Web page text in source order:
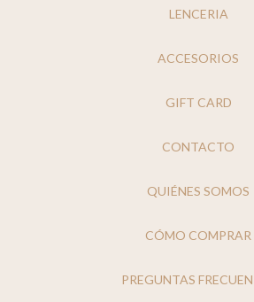
LENCERIA
ACCESORIOS
GIFT CARD
CONTACTO
QUIÉNES SOMOS
CÓMO COMPRAR
PREGUNTAS